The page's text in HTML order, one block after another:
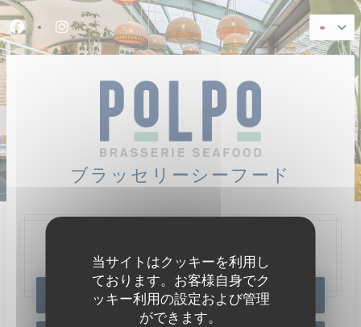
クッキー利用の管理について
当サイトはクッキーを利用し
ております。お客様自身でク
ッキー利用の設定および管理
ができます。
Facebook ((新しいウィンドウで開きます))
Instagram ((新しいウィンドウで開きます))
ブラッセリーシーフード
47, Quai Charles Pasqua, 92300 Levallois-Perret
予約